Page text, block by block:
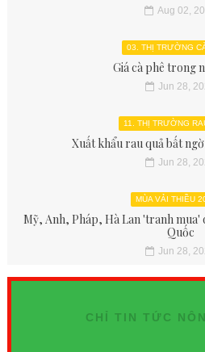
Aug 02,
03. THỊ TRƯỜNG
Giá cà phê trong
Jun 28,
11. THỊ TRƯỜNG
Xuất khẩu rau quả bất
Jun 28,
MÙA VẢI THIỀU
Mỹ, Anh, Pháp, Hà Lan 'tranh mua'
Quốc
Jun 28,
CHỈ TIN TỨC